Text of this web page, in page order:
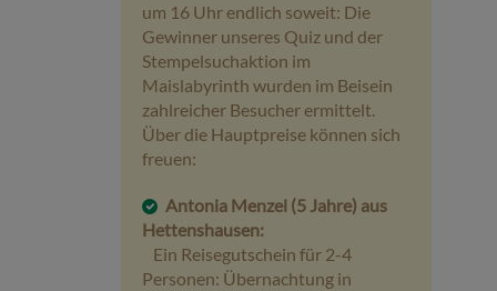
um 16 Uhr endlich soweit: Die
Gewinner unseres Quiz und der
Stempelsuchaktion im
Maislabyrinth wurden im Beisein
zahlreicher Besucher ermittelt.
Über die Hauptpreise können sich
freuen:
Antonia Menzel (5 Jahre) aus
Hettenshausen:
Ein Reisegutschein für 2-4
Personen: Übernachtung in